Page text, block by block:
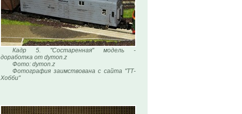
Кадр 5. "Состаренная" модель -
доработка от dymon.z
Фото: dymon.z
Фотография заимствована с сайта "ТТ-
Хобби"